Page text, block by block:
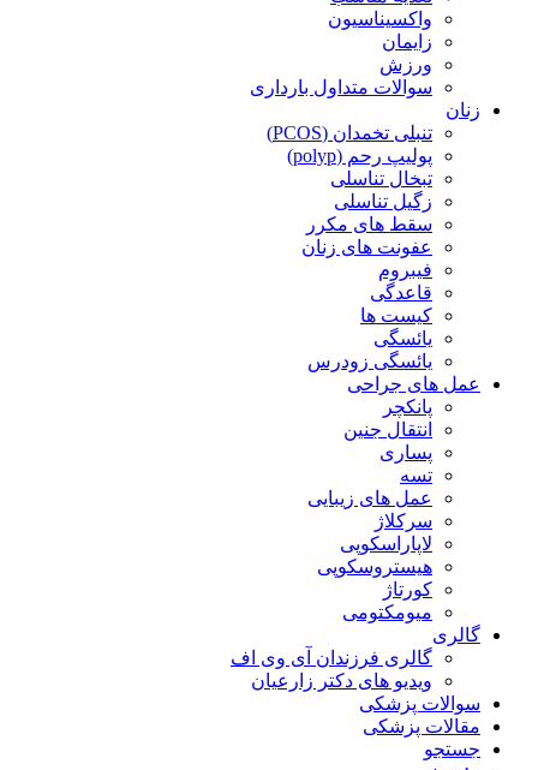
واکسیناسیون
زایمان
ورزش
سوالات متداول بارداری
زنان
تنبلی تخمدان (PCOS)
پولیپ رحم (polyp)
تبخال تناسلی
زگیل تناسلی
سقط های مکرر
عفونت های زنان
فیبروم
قاعدگی
کیست ها
یائسگی
یائسگی زودرس
عمل های جراحی
پانکچر
انتقال جنین
پساری
تسه
عمل های زیبایی
سرکلاژ
لاپاراسکوپی
هیستروسکوپی
کورتاژ
میومکتومی
گالری
گالری فرزندان آی وی اف
ویدیو های دکتر زارعیان
سوالات پزشکی
مقالات پزشکی
جستجو